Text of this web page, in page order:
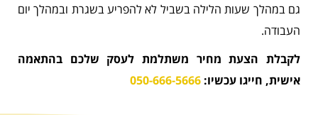
גם במהלך שעות הלילה בשביל לא להפריע בשגרת ובמהלך יום
העבודה.
לקבלת הצעת מחיר משתלמת לעסק שלכם בהתאמה
אישית, חייגו עכשיו: 050-666-5666